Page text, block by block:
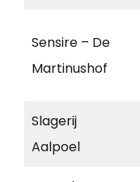
Sensire – De
Martinushof
Slagerij
Aalpoel